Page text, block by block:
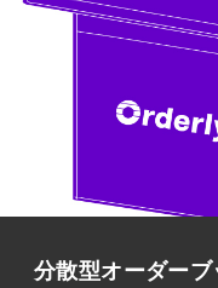
分散型オーダー